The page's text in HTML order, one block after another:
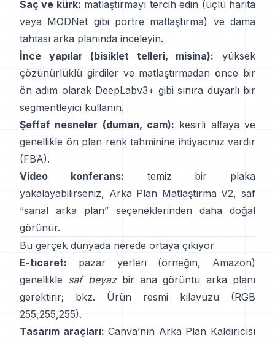
Saç ve kürk: matlaştırmayı tercih edin (üçlü harita
veya MODNet gibi portre matlaştırma) ve dama
tahtası arka planında inceleyin.
İnce yapılar (bisiklet telleri, misina): yüksek
çözünürlüklü girdiler ve matlaştırmadan önce bir
ön adım olarak DeepLabv3+ gibi sınıra duyarlı bir
segmentleyici kullanın.
Şeffaf nesneler (duman, cam): kesirli alfaya ve
genellikle ön plan renk tahminine ihtiyacınız vardır
(FBA).
Video konferans: temiz bir plaka
yakalayabilirseniz, Arka Plan Matlaştırma V2, saf
“sanal arka plan” seçeneklerinden daha doğal
görünür.
Bu gerçek dünyada nerede ortaya çıkıyor
E-ticaret: pazar yerleri (örneğin, Amazon)
genellikle saf beyazbir ana görüntü arka planı
gerektirir; bkz.
Ürün resmi kılavuzu
(RGB
255,255,255).
Tasarım araçları: Canva’nın Arka Plan Kaldırıcısı